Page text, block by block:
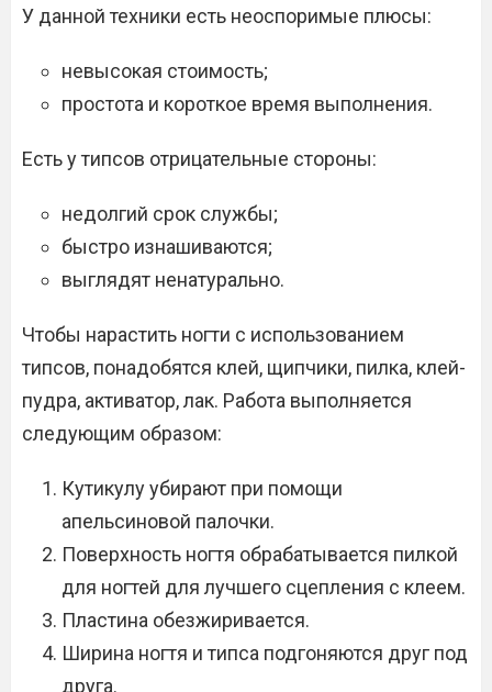
У данной техники есть неоспоримые плюсы:
невысокая стоимость;
простота и короткое время выполнения.
Есть у типсов отрицательные стороны:
недолгий срок службы;
быстро изнашиваются;
выглядят ненатурально.
Чтобы нарастить ногти с использованием
типсов, понадобятся клей, щипчики, пилка, клей-
пудра, активатор, лак. Работа выполняется
следующим образом:
Кутикулу убирают при помощи
апельсиновой палочки.
Поверхность ногтя обрабатывается пилкой
для ногтей для лучшего сцепления с клеем.
Пластина обезжиривается.
Ширина ногтя и типса подгоняются друг под
друга.